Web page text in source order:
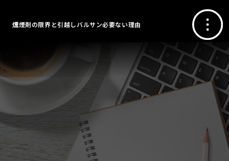
燻煙剤の限界と引越しバルサン必要ない理由